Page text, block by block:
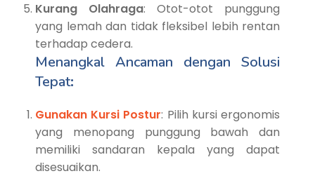
Kurang Olahraga: Otot-otot punggung
yang lemah dan tidak fleksibel lebih rentan
terhadap cedera.
Menangkal Ancaman dengan Solusi
Tepat:
Gunakan Kursi Postur: Pilih kursi ergonomis
yang menopang punggung bawah dan
memiliki sandaran kepala yang dapat
disesuaikan.